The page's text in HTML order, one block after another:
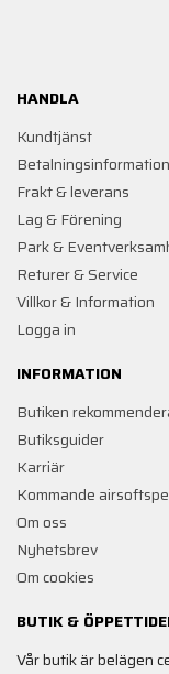
HANDLA
Kundtjänst
Betalningsinformation
Frakt & leverans
Lag & Förening
Park &
Returer & Service
Villkor & Information
Logga in
INFORMATION
Butiken
Butiksguider
Karriär
Kommande
Om oss
Nyhetsbrev
Om cookies
BUTIK &
Vår butik är belägen